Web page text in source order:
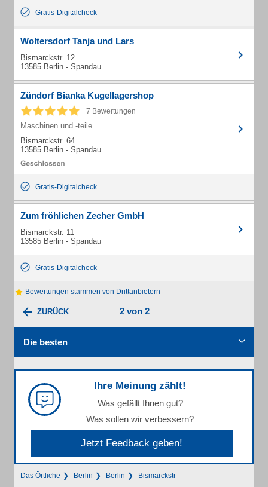
Gratis-Digitalcheck
Woltersdorf Tanja und Lars
Bismarckstr. 12
13585 Berlin - Spandau
Zündorf Bianka Kugellagershop
7 Bewertungen
Maschinen und -teile
Bismarckstr. 64
13585 Berlin - Spandau
Gratis-Digitalcheck
Zum fröhlichen Zecher GmbH
Bismarckstr. 11
13585 Berlin - Spandau
Gratis-Digitalcheck
Bewertungen stammen von Drittanbietern
ZURÜCK 2 von 2
Die besten
Ihre Meinung zählt!
Was gefällt Ihnen gut?
Was sollen wir verbessern?
Jetzt Feedback geben!
Das Örtliche Berlin Berlin Bismarckstr